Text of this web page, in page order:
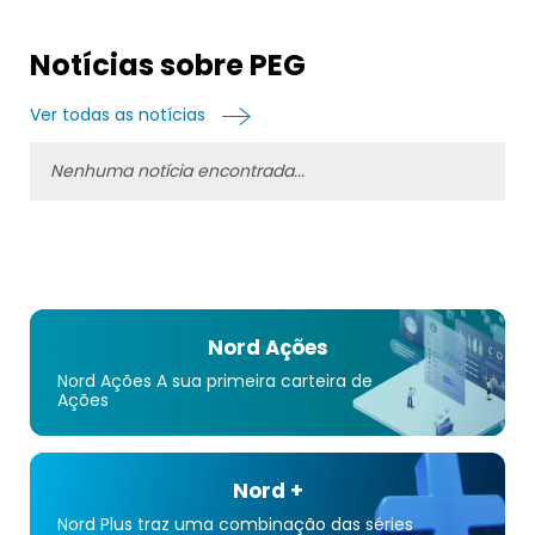
Notícias sobre PEG
Ver todas as notícias
Nenhuma notícia encontrada...
Nord Ações
Nord Ações A sua primeira carteira de
Ações
Nord +
Nord Plus traz uma combinação das séries